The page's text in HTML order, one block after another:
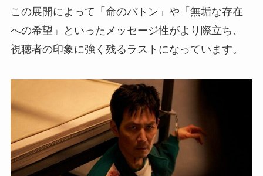
この展開によって「命のバトン」や「無垢な存在
への希望」といったメッセージ性がより際立ち、
視聴者の印象に強く残るラストになっています。